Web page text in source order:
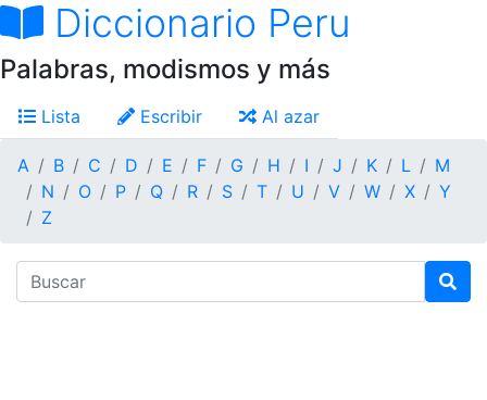
Diccionario Peru
Palabras, modismos y más
Lista Escribir Al azar
A B C D E F G H I J K L
M
N
O P Q R S T U V W X
Y
Z